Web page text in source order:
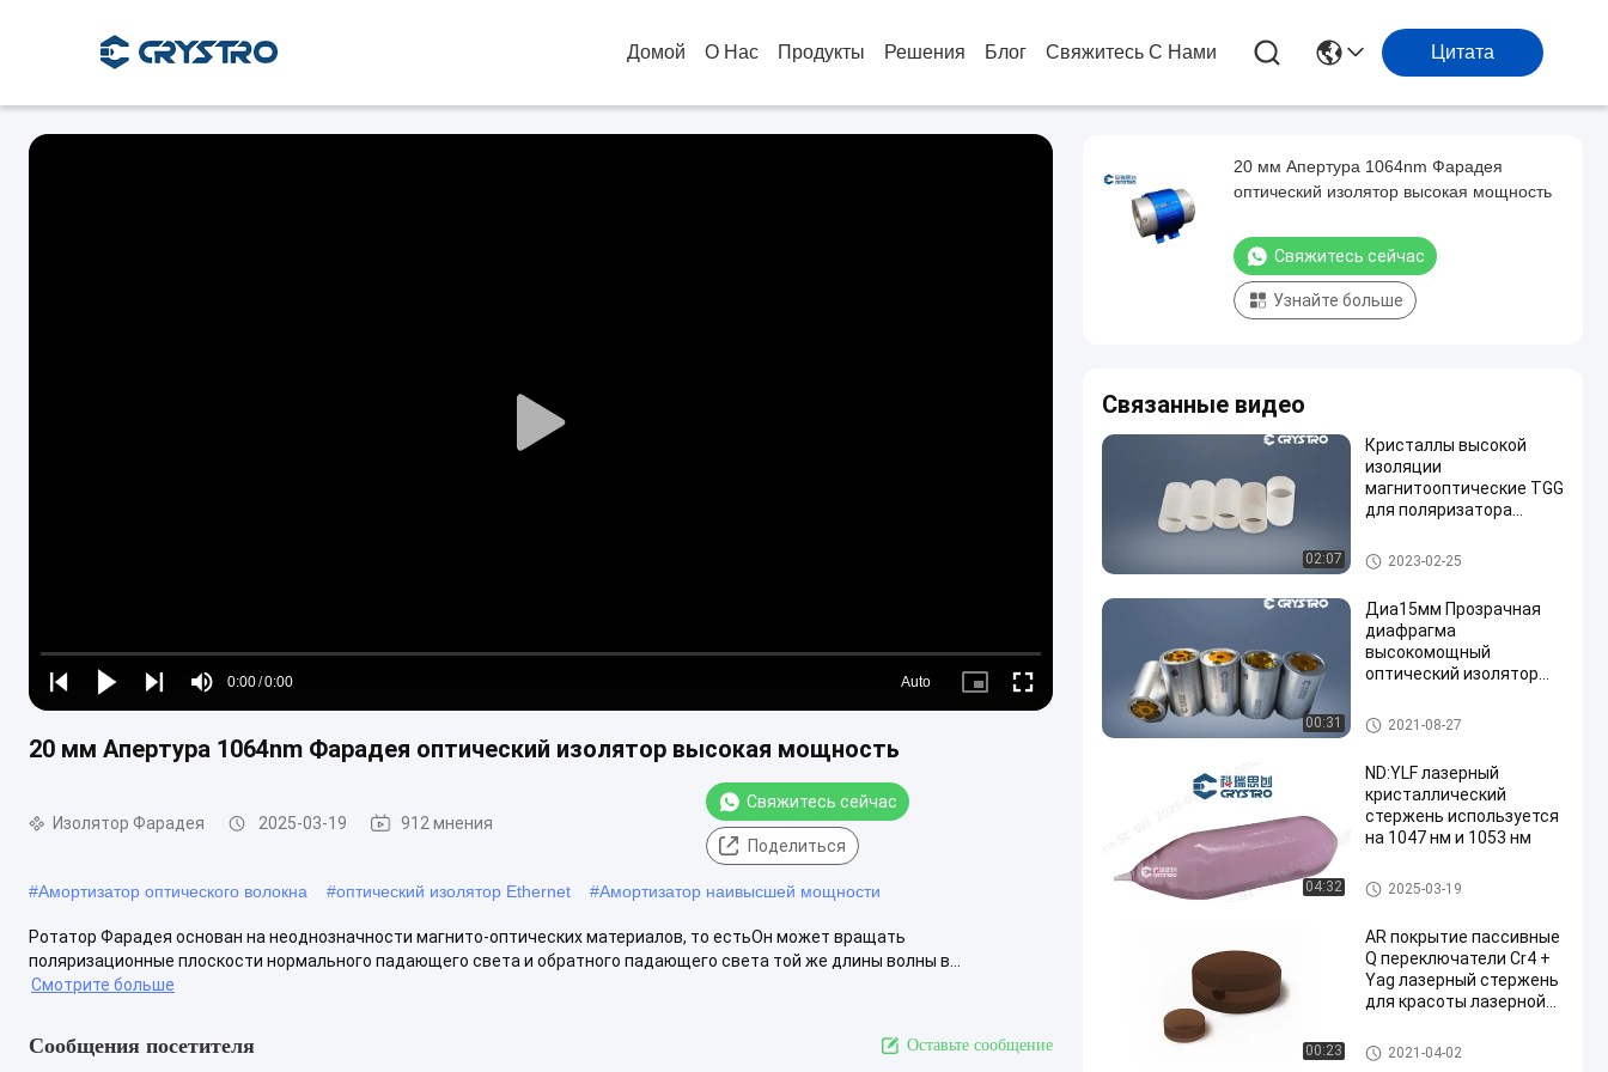
Домой О Нас Продукты Решения Блог Свяжитесь С Нами Цитата
Play
Play
Play
Play
Mute
Time
0:00/0:00
Loaded:
0%
Auto
Picture- Fullscreen
20 мм Апертура 1064nm Фарадея оптический изолятор высокая мощность
Изолятор Фарадея 2025-03-19 912 мнения
Свяжитесь сейчас
Поделиться
#Амортизатор оптического волокна #оптический изолятор Ethernet #Амортизатор наивысшей мощности
Ротатор Фарадея основан на неоднозначности магнито-оптических материалов, то естьОн может вращать
поляризационные плоскости нормального падающего света и обратного падающего света той же длины волны в...
Смотрите больше
Сообщения посетителя Оставьте сообщение
20 мм Апертура 1064nm Фарадея
оптический изолятор высокая мощность
Свяжитесь сейчас
Узнайте больше
Связанные видео
02:07
Кристаллы высокой
изоляции
магнитооптические TGG
для поляризатора
Магнитооптические кристалл
ы
2023-02-25
00:31
Диа15мм Прозрачная
диафрагма
высокомощный
оптический изолятор
Изолятор Фарадея
2021-08-27
04:32
ND:YLF лазерный
кристаллический
стержень используется
на 1047 нм и 1053 нм
Лазерные кристаллы
2025-03-19
00:23
AR покрытие пассивные
Q переключатели Cr4 +
Yag лазерный стержень
для красоты лазерной
Лазерные кристаллы
2021-04-02